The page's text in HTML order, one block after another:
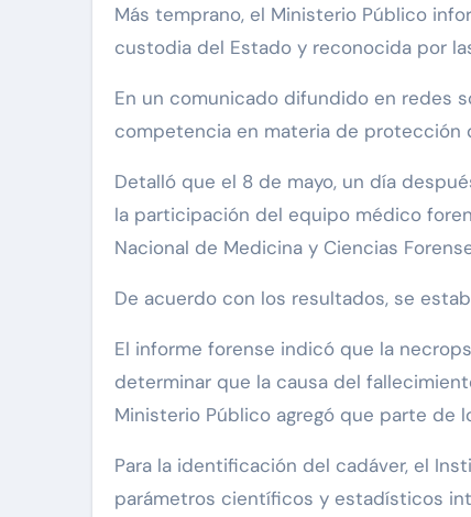
Más temprano, el Ministerio Público
custodia del Estado y reconocida por
En un comunicado difundido en redes
competencia en materia de protección
Detalló que el 8 de mayo, un día
la participación del equipo médico
Nacional de Medicina y Ciencias
De acuerdo con los resultados, se
El informe forense indicó que la
determinar que la causa del
Ministerio Público agregó que parte de
Para la identificación del cadáver, el
parámetros científicos y estadísticos